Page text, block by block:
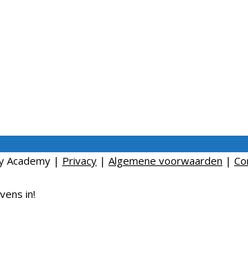
Academy | Privacy | Algemene voorwaarden |
in!